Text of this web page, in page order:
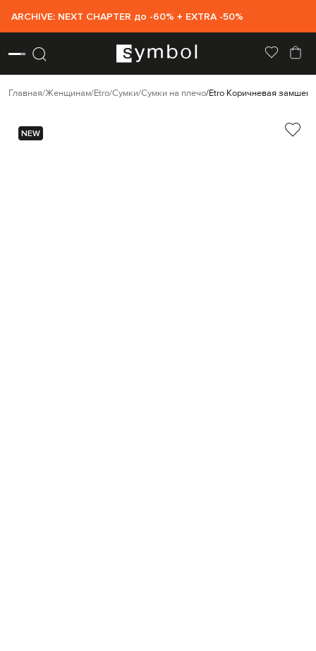
ARCHIVE: NEXT CHAPTER до -60% + EXTRA -50%
Главная Женщинам Etro Сумки Сумки на плечо Etro Коричневая
NEW